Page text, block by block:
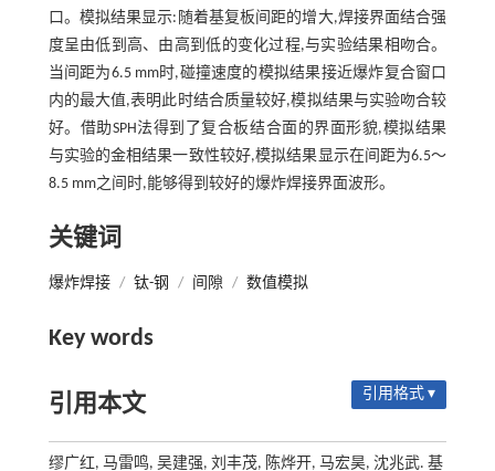
口。模拟结果显示:随着基复板间距的增大,焊接界面结合强
度呈由低到高、由高到低的变化过程,与实验结果相吻合。
当间距为6.5 mm时,碰撞速度的模拟结果接近爆炸复合窗口
内的最大值,表明此时结合质量较好,模拟结果与实验吻合较
好。借助SPH法得到了复合板结合面的界面形貌,模拟结果
与实验的金相结果一致性较好,模拟结果显示在间距为6.5～
8.5 mm之间时,能够得到较好的爆炸焊接界面波形。
关键词
爆炸焊接 / 钛-钢 / 间隙 / 数值模拟
Key words
引用本文 引用格式 ▾
缪广红, 马雷鸣, 吴建强, 刘丰茂, 陈烨开, 马宏昊, 沈兆武. 基